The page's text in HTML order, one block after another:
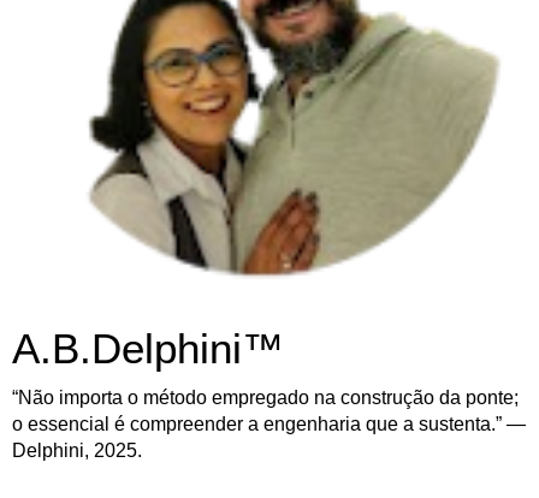
A.B.Delphini™
“Não importa o método empregado na construção da ponte;
o essencial é compreender a engenharia que a sustenta.” —
Delphini, 2025.